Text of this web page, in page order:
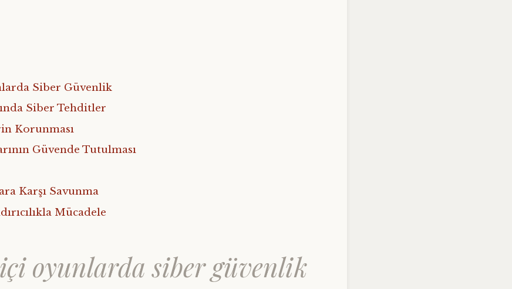
Siber Güvenlik
Siber Tehditler
Korunması
Güvende Tutulması
Karşı Savunma
Mücadele
oyunlarda siber güvenlik